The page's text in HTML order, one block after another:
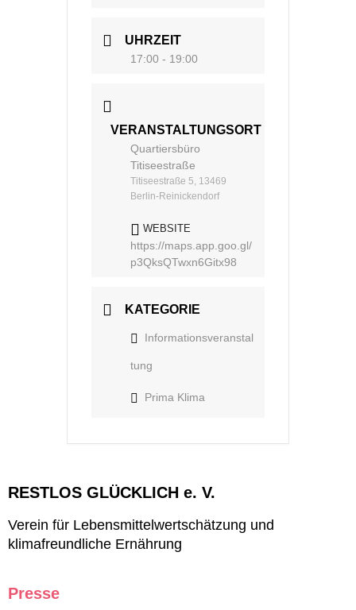
UHRZEIT
17:00 - 19:00
VERANSTALTUNGSORT
Quartiersbüro
Titiseestraße
Titiseestraße 5, 13469
Berlin-Reinickendorf
WEBSITE
https://maps.app.goo.gl/
p3QksQTwxn6Gitx98
KATEGORIE
Informationsveranstal
tung
Prima Klima
RESTLOS GLÜCKLICH e. V.
Verein für Lebensmittelwertschätzung und
klimafreundliche Ernährung
Presse